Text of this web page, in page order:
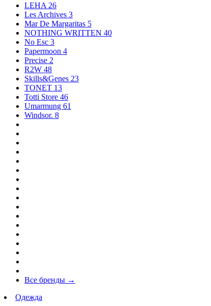
LEHA 26
Les Archives 3
Mar De Margaritas 5
NOTHING WRITTEN 40
No Esc 3
Papermoon 4
Precise 2
R2W 48
Skills&Genes 23
TONET 13
Totti Store 46
Umarmung 61
Windsor. 8
Все бренды →
Одежда